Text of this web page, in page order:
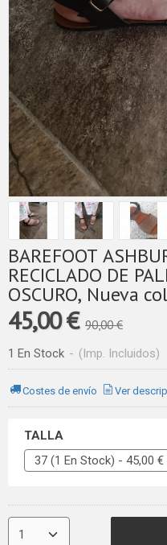
BAREFOOT
RECICLADO DE
OSCURO, Nueva
45,00 € 90,00 €
1 En Stock - (Imp. Incluidos)
Costes de envío Ver
TALLA